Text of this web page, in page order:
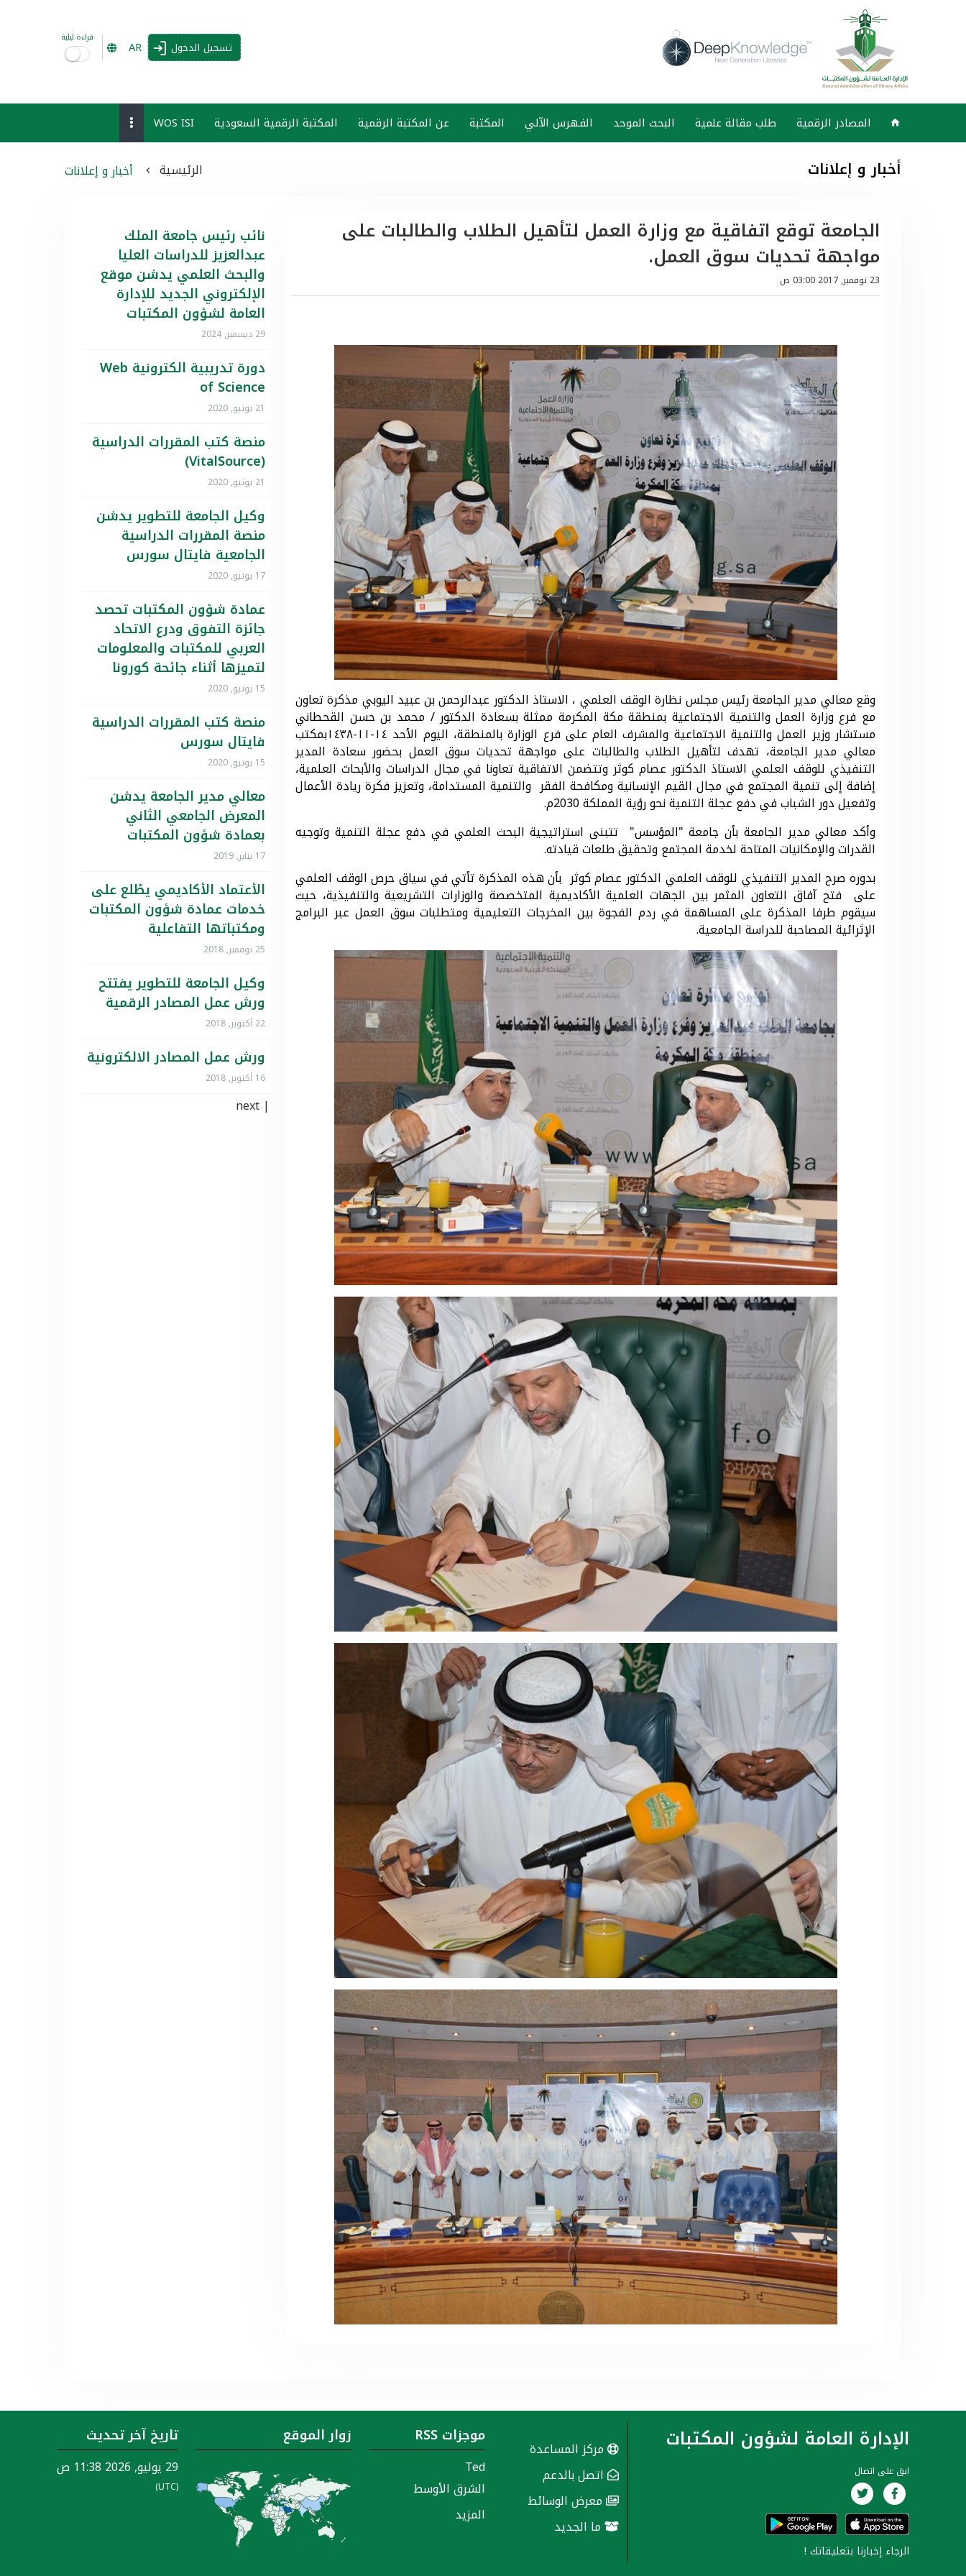
تسجيل الدخول AR
قراءة ليلية
المصادر الرقمية طلب مقالة علمية البحث الموحد الفهرس الآلي المكتبة عن المكتبة الرقمية المكتبة الرقمية السعودية WOS ISI
الرئيسية أخبار و إعلانات أخبار و إعلانات
الجامعة توقع اتفاقية مع وزارة العمل لتأهيل الطلاب والطالبات على
مواجهة تحديات سوق العمل.
23 نوفمبر, 2017 03:00 ص
وقع معالي مدير الجامعة رئيس مجلس نظارة الوقف العلمي ، الاستاذ الدكتور عبدالرحمن بن عبيد اليوبي مذكرة تعاون
مع فرع وزارة العمل والتنمية الاجتماعية بمنطقة مكة المكرمة ممثلة بسعادة الدكتور / محمد بن حسن القحطاني
مستشار وزير العمل والتنمية الاجتماعية والمشرف العام على فرع الوزارة بالمنطقة، اليوم الأحد ١٤-١١-١٤٣٨بمكتب
معالي مدير الجامعة، تهدف لتأهيل الطلاب والطالبات على مواجهة تحديات سوق العمل بحضور سعادة المدير
التنفيذي للوقف العلمي الاستاذ الدكتور عصام كوثر وتتضمن الاتفاقية تعاونا في مجال الدراسات والأبحاث العلمية،
إضافة إلى تنمية المجتمع في مجال القيم الإنسانية ومكافحة الفقر والتنمية المستدامة، وتعزيز فكرة ريادة الأعمال
وتفعيل دور الشباب في دفع عجلة التنمية نحو رؤية المملكة 2030م.
وأكد معالي مدير الجامعة بأن جامعة "المؤسس" تتبنى استراتيجية البحث العلمي في دفع عجلة التنمية وتوجيه
القدرات والإمكانيات المتاحة لخدمة المجتمع وتحقيق طلعات قيادته.
بدوره صرح المدير التنفيذي للوقف العلمي الدكتور عصام كوثر بأن هذه المذكرة تأتي في سياق حرص الوقف العلمي
على فتح آفاق التعاون المثمر بين الجهات العلمية الأكاديمية المتخصصة والوزارات التشريعية والتنفيذية، حيث
سيقوم طرفا المذكرة على المساهمة في ردم الفجوة بين المخرجات التعليمية ومتطلبات سوق العمل عبر البرامج
الإثرائية المصاحبة للدراسة الجامعية.
نائب رئيس جامعة الملك
عبدالعزيز للدراسات العليا
والبحث العلمي يدشن موقع
الإلكتروني الجديد للإدارة
العامة لشؤون المكتبات
29 ديسمبر, 2024
دورة تدريبية الكترونية Web
of Science
21 يونيو, 2020
منصة كتب المقررات الدراسية
(VitalSource)
21 يونيو, 2020
وكيل الجامعة للتطوير يدشن
منصة المقررات الدراسية
الجامعية فايتال سورس
17 يونيو, 2020
عمادة شؤون المكتبات تحصد
جائزة التفوق ودرع الاتحاد
العربي للمكتبات والمعلومات
لتميزها أثناء جائحة كورونا
15 يونيو, 2020
منصة كتب المقررات الدراسية
فايتال سورس
15 يونيو, 2020
معالي مدير الجامعة يدشن
المعرض الجامعي الثاني
بعمادة شؤون المكتبات
17 يناير, 2019
الأعتماد الأكاديمي يطّلع على
خدمات عمادة شؤون المكتبات
ومكتباتها التفاعلية
25 نوفمبر, 2018
وكيل الجامعة للتطوير يفتتح
ورش عمل المصادر الرقمية
22 أكتوبر, 2018
ورش عمل المصادر الالكترونية
16 أكتوبر, 2018
|
next
الإدارة العامة لشؤون المكتبات
ابق على اتصال
الرجاء إخبارنا بتعليقاتك !
مركز المساعدة
اتصل بالدعم
معرض الوسائط
ما الجديد
موجزات RSS
Ted
الشرق الأوسط
المزيد
زوار الموقع تاريخ آخر تحديث
29 يوليو, 2026 11:38 ص
(UTC)